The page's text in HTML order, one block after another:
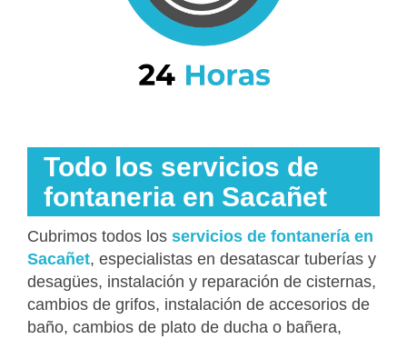
Todo los servicios de
fontaneria en Sacañet
Cubrimos todos los servicios de fontanería en
Sacañet, especialistas en desatascar tuberías y
desagües, instalación y reparación de cisternas,
cambios de grifos, instalación de accesorios de
baño, cambios de plato de ducha o bañera,